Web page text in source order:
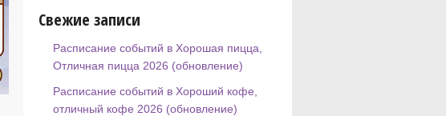
Свежие записи
Расписание событий в Хорошая пицца,
Отличная пицца 2026 (обновление)
Расписание событий в Хороший кофе,
отличный кофе 2026 (обновление)